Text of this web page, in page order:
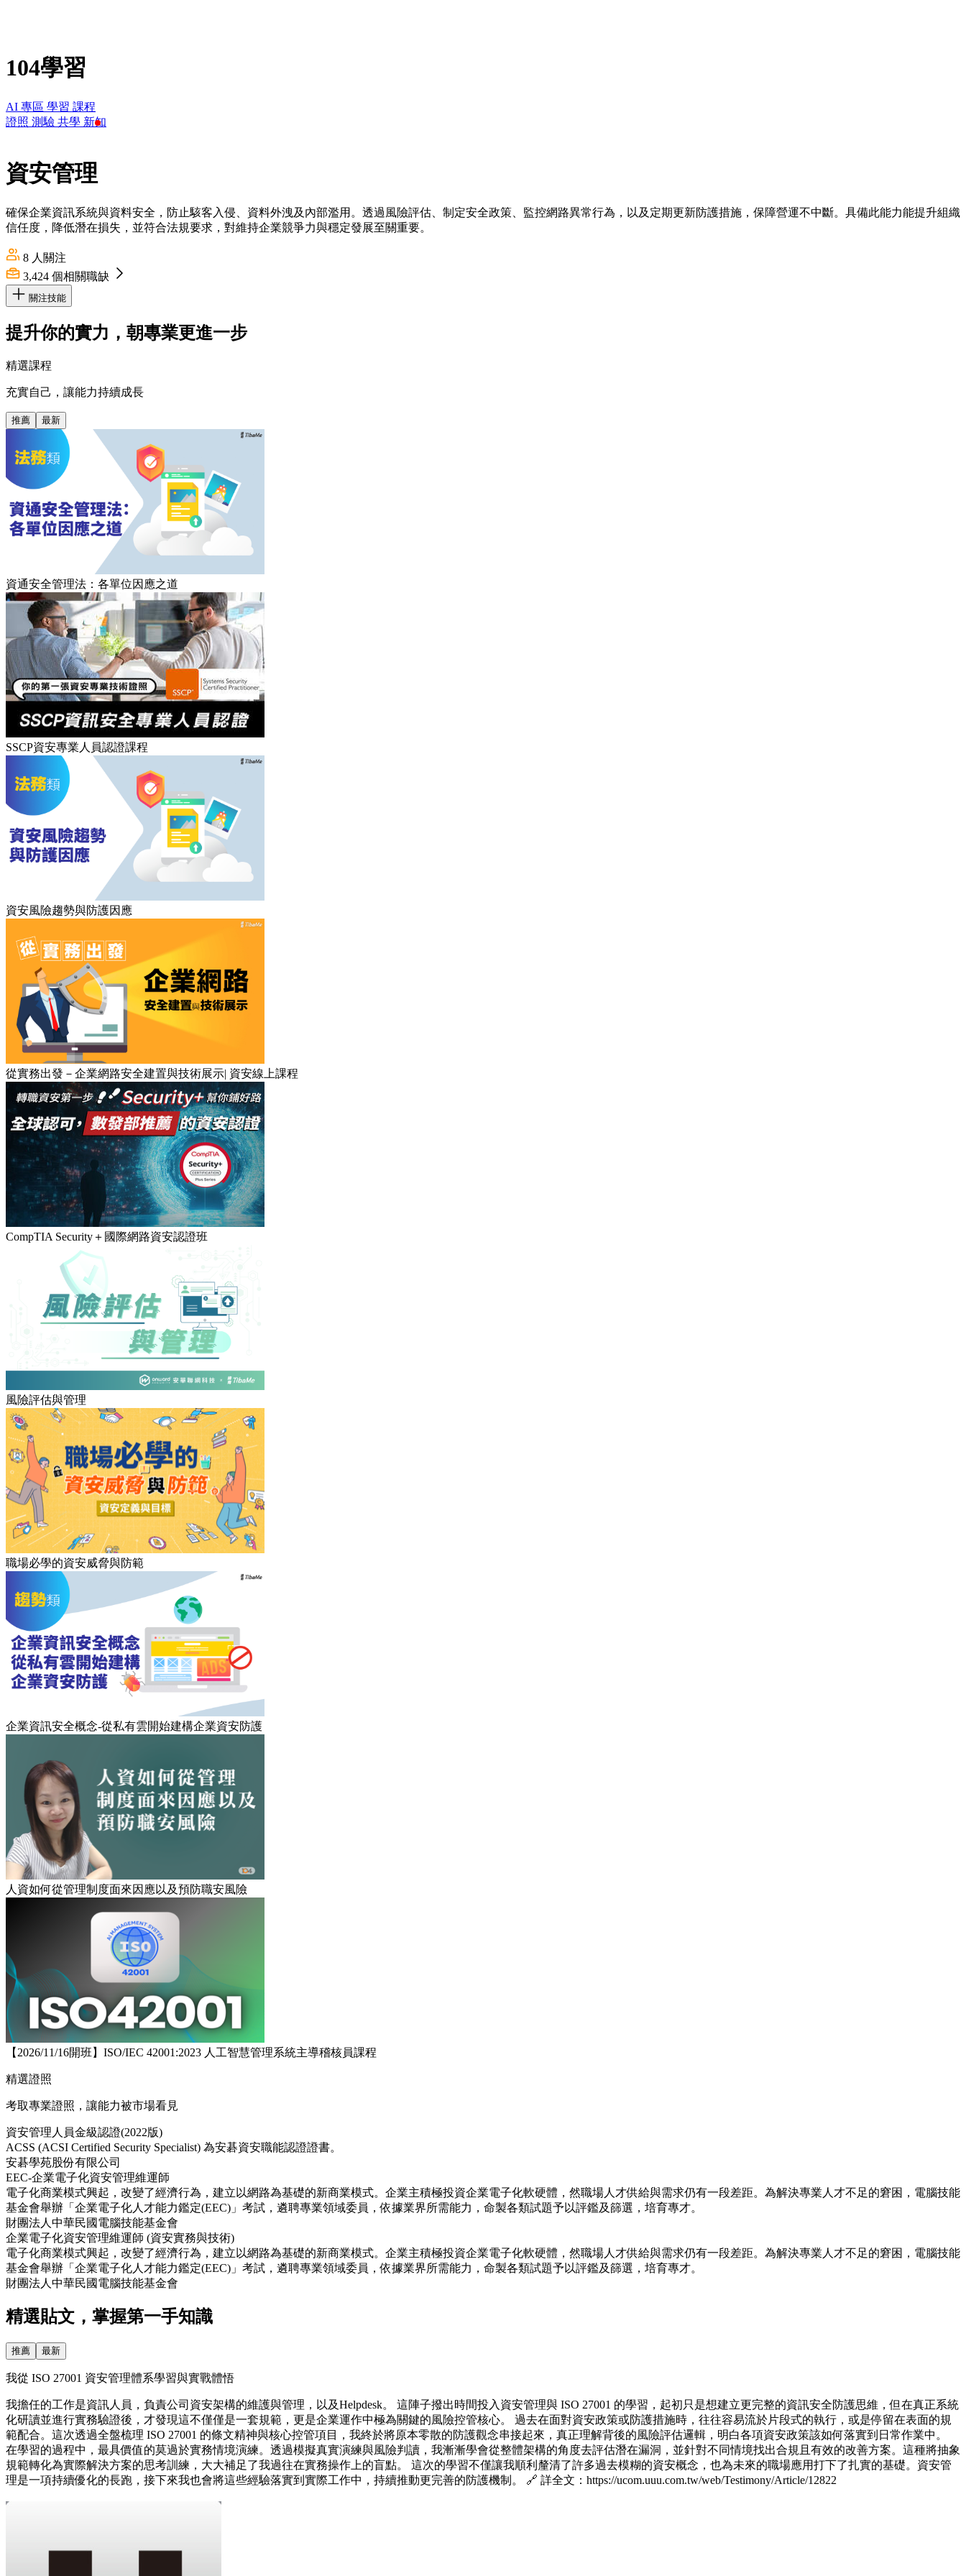
104學習
AI 專區 學習 課程
證照 測驗 共學 新知
資安管理
確保企業資訊系統與資料安全，防止駭客入侵、資料外洩及內部濫用。透過風險評估、制定安全政策、監控網路異常行為，以及定期更新防護措施，保障營運不中斷。具備此能力能提升組織
信任度，降低潛在損失，並符合法規要求，對維持企業競爭力與穩定發展至關重要。
8 人關注
3,424 個相關職缺
關注技能
提升你的實力，朝專業更進一步
精選課程
充實自己，讓能力持續成長
推薦 最新
資通安全管理法：各單位因應之道
SSCP資安專業人員認證課程
資安風險趨勢與防護因應
從實務出發－企業網路安全建置與技術展示| 資安線上課程
CompTIA Security＋國際網路資安認證班
風險評估與管理
職場必學的資安威脅與防範
企業資訊安全概念-從私有雲開始建構企業資安防護
人資如何從管理制度面來因應以及預防職安風險
【2026/11/16開班】ISO/IEC 42001:2023 人工智慧管理系統主導稽核員課程
精選證照
考取專業證照，讓能力被市場看見
資安管理人員金級認證(2022版)
ACSS (ACSI Certified Security Specialist) 為安碁資安職能認證證書。
安碁學苑股份有限公司
EEC-企業電子化資安管理維運師
電子化商業模式興起，改變了經濟行為，建立以網路為基礎的新商業模式。企業主積極投資企業電子化軟硬體，然職場人才供給與需求仍有一段差距。為解決專業人才不足的窘困，電腦技能
基金會舉辦「企業電子化人才能力鑑定(EEC)」考試，遴聘專業領域委員，依據業界所需能力，命製各類試題予以評鑑及篩選，培育專才。
財團法人中華民國電腦技能基金會
企業電子化資安管理維運師 (資安實務與技術)
電子化商業模式興起，改變了經濟行為，建立以網路為基礎的新商業模式。企業主積極投資企業電子化軟硬體，然職場人才供給與需求仍有一段差距。為解決專業人才不足的窘困，電腦技能
基金會舉辦「企業電子化人才能力鑑定(EEC)」考試，遴聘專業領域委員，依據業界所需能力，命製各類試題予以評鑑及篩選，培育專才。
財團法人中華民國電腦技能基金會
精選貼文，掌握第一手知識
推薦 最新
我從 ISO 27001 資安管理體系學習與實戰體悟
我擔任的工作是資訊人員，負責公司資安架構的維護與管理，以及Helpdesk。 這陣子撥出時間投入資安管理與 ISO 27001 的學習，起初只是想建立更完整的資訊安全防護思維，但在真正系統
化研讀並進行實務驗證後，才發現這不僅僅是一套規範，更是企業運作中極為關鍵的風險控管核心。 過去在面對資安政策或防護措施時，往往容易流於片段式的執行，或是停留在表面的規
範配合。這次透過全盤梳理 ISO 27001 的條文精神與核心控管項目，我終於將原本零散的防護觀念串接起來，真正理解背後的風險評估邏輯，明白各項資安政策該如何落實到日常作業中。
在學習的過程中，最具價值的莫過於實務情境演練。透過模擬真實演練與風險判讀，我漸漸學會從整體架構的角度去評估潛在漏洞，並針對不同情境找出合規且有效的改善方案。這種將抽象
規範轉化為實際解決方案的思考訓練，大大補足了我過往在實務操作上的盲點。 這次的學習不僅讓我順利釐清了許多過去模糊的資安概念，也為未來的職場應用打下了扎實的基礎。資安管
理是一項持續優化的長跑，接下來我也會將這些經驗落實到實際工作中，持續推動更完善的防護機制。 🔗 詳全文：https://ucom.uuu.com.tw/web/Testimony/Article/12822